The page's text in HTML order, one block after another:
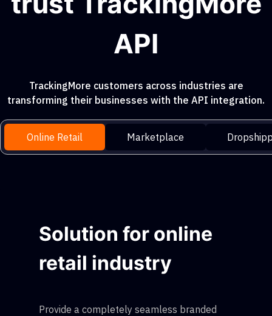
API
TrackingMore customers across industries are
transforming their businesses with the API integration.
Online Retail Marketplace
Solution for online
retail industry
Provide a completely seamless branded